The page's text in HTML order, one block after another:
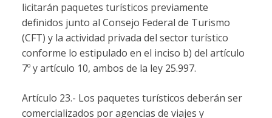
licitarán paquetes turísticos previamente
definidos junto al Consejo Federal de Turismo
(CFT) y la actividad privada del sector turístico
conforme lo estipulado en el inciso b) del artículo
7º y artículo 10, ambos de la ley 25.997.
Artículo 23.- Los paquetes turísticos deberán ser
comercializados por agencias de viajes y